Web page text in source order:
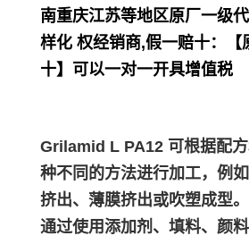
南重庆江苏等地区原厂一级
样化 权经销商,假一赔十：【
十】可以一对一开具增值税
Grilamid L PA12 可根据配
种不同的方法进行加工，例
挤出、薄膜挤出或吹塑成型。
通过使用添加剂、填料、颜